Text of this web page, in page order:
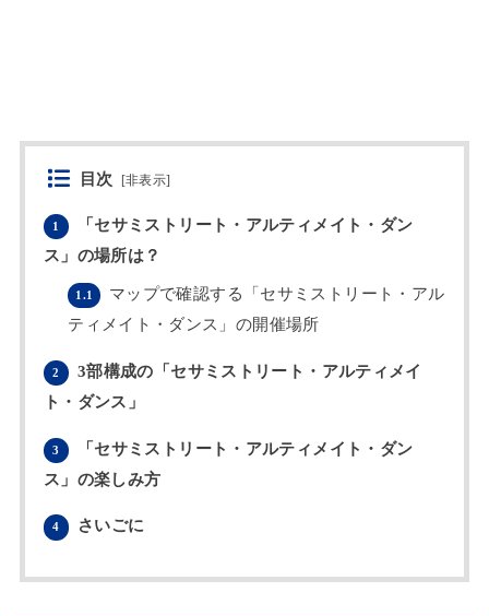
目次 [非表示]
1
「セサミストリート・アルティメイト・ダン
ス」の場所は？
1.1
マップで確認する「セサミストリート・アル
ティメイト・ダンス」の開催場所
2
3部構成の「セサミストリート・アルティメイ
ト・ダンス」
3
「セサミストリート・アルティメイト・ダン
ス」の楽しみ方
4 さいごに